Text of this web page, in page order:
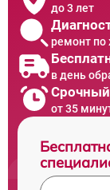
до 3 лет
ремонт
в день
от 35